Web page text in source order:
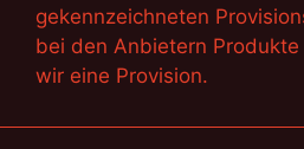
gekennzeichneten
bei den Anbietern
wir eine Provision.